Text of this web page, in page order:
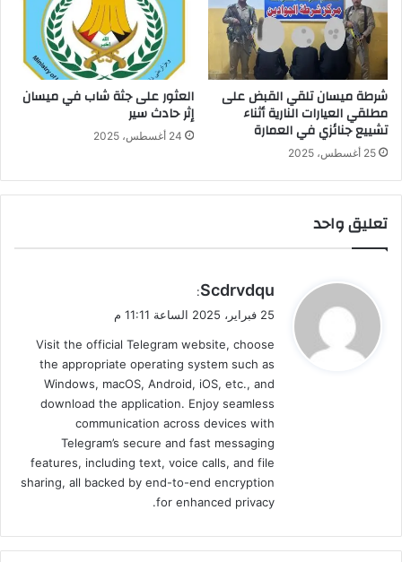
شرطة ميسان تلقي القبض على
مطلقي العيارات النارية أثناء
تشييع جنائزي في العمارة
25 أغسطس، 2025
العثور على جثة شاب في ميسان
إثر حادث سير
24 أغسطس، 2025
تعليق واحد
ي
ق
ل
Scdrvdqu
:
25 فبراير، 2025 الساعة 11:11 م
Visit the official Telegram website, choose
the appropriate operating system such as
Windows, macOS, Android, iOS, etc., and
download the application. Enjoy seamless
communication across devices with
Telegram’s secure and fast messaging
features, including text, voice calls, and file
sharing, all backed by end-to-end encryption
for enhanced privacy.